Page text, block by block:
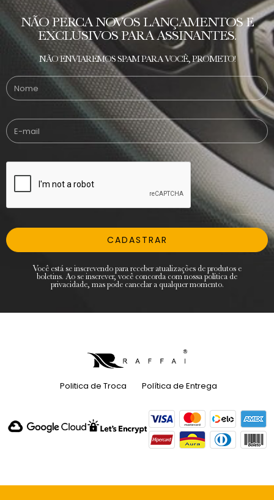
NÃO PERCA NOVOS LANÇAMENTOS E
EXCLUSIVOS PARA ASSINANTES.
NÃO ENVIAREMOS SPAM PARA VOCÊ, PROMETO!
CADASTRAR
Você está se inscrevendo para receber atualizações de produtos e
boletins. Ao se inscrever, você concorda com nossa política de
privacidade, mas pode cancelar a qualquer momento.
Politica de Troca Política de Entrega